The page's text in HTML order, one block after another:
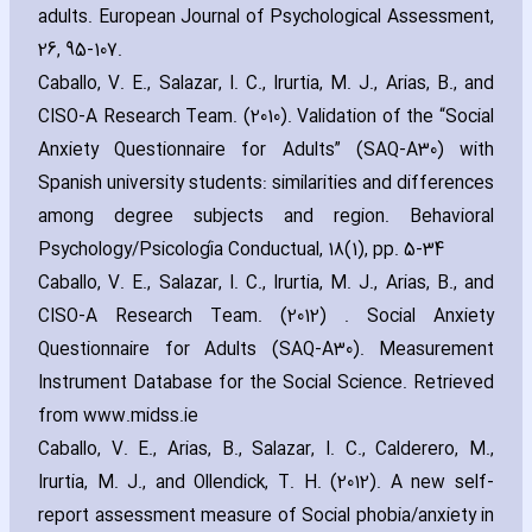
adults. European Journal of Psychological Assessment‚
26‚ 95-107.
Caballo‚ V. E.‚ Salazar‚ I. C.‚ Irurtia‚ M. J.‚ Arias‚ B.‚ and
CISO-A Research Team. (2010). Validation of the “Social
Anxiety Questionnaire for Adults” (SAQ-A30) with
Spanish university students: similarities and differences
among degree subjects and region. Behavioral
Psychology/Psicología Conductual‚ 18(1)‚ pp. 5-34
Caballo‚ V. E.‚ Salazar‚ I. C.‚ Irurtia‚ M. J.‚ Arias‚ B.‚ and
CISO-A Research Team. (2012) . Social Anxiety
Questionnaire for Adults (SAQ-A30). Measurement
Instrument Database for the Social Science. Retrieved
from www.midss.ie
Caballo‚ V. E.‚ Arias‚ B.‚ Salazar‚ I. C.‚ Calderero‚ M.‚
Irurtia‚ M. J.‚ and Ollendick‚ T. H. (2012). A new self-
report assessment measure of Social phobia/anxiety in